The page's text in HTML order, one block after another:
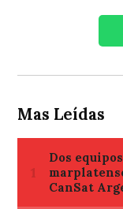
Mas Leídas